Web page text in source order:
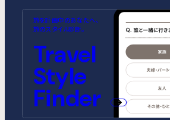
MIMARU SUITES 東京浅草
MIMARU SUITES 東京日本橋
MIMARU東京 STATION EAST
MIMARU東京 上野稲荷町
MIMARU東京 上野EAST
MIMARU SUITES 京都
CENTRAL
MIMARU京都 STATION
MIMARU京都 四条WEST(旧
MIMARU京都 西洞院高辻)
MIMARU SUITES 京都四条
MIMARU大阪 難波STATION
ANNEX（2026年10月1日開業）
MIMARU大阪 心斎橋NORTH
MIMARU大阪 難波STATION
MIMARU大阪 難波NORTH
旅を計画中のあなたへ、
旅のスタイル診断。
Travel
Style
Finder